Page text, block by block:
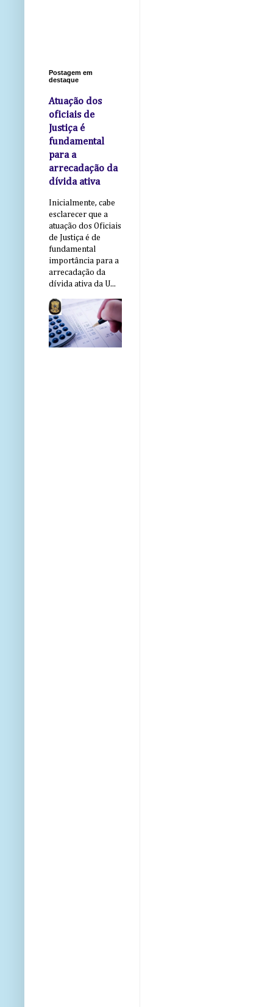
Postagem em
destaque
Atuação dos
oficiais de
Justiça é
fundamental
para a
arrecadação da
dívida ativa
Inicialmente, cabe
esclarecer que a
atuação dos Oficiais
de Justiça é de
fundamental
importância para a
arrecadação da
dívida ativa da U...